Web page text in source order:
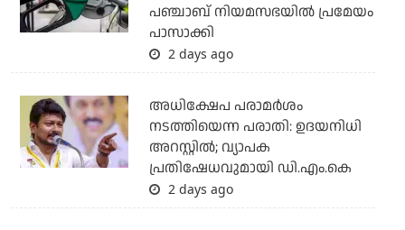
പഞ്ചാബ് നിയമസഭയില്‍ പ്രമേയം
പാസാക്കി
2 days ago
അധിക്ഷേപ പരാമര്‍ശം
നടത്തിയെന്ന പരാതി: ഉദയനിധി
അറസ്റ്റില്‍; വ്യാപക
പ്രതിഷേധവുമായി ഡി.എം.കെ
2 days ago